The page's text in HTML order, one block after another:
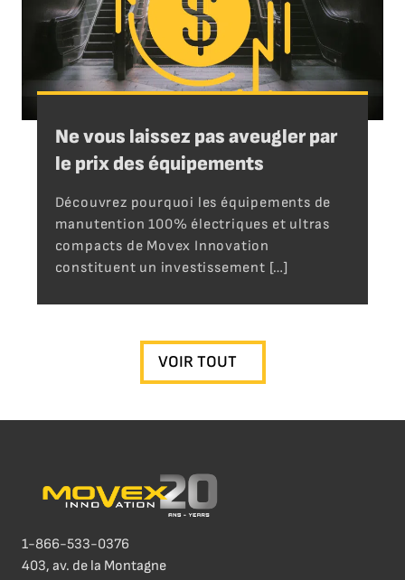
Ne vous laissez pas aveugler par
le prix des équipements
Découvrez pourquoi les équipements de
manutention 100% électriques et ultras
compacts de Movex Innovation
constituent un investissement […]
VOIR TOUT
1-866-533-0376
403, av. de la Montagne